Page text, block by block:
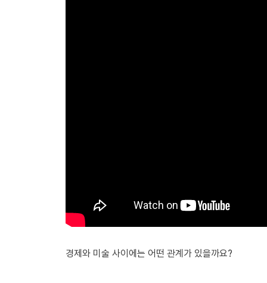
경제와 미술 사이에는 어떤 관계가 있을까요?